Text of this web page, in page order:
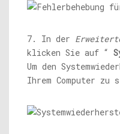
7. In der
klicken Sie auf “
Um den
Ihrem Computer zu